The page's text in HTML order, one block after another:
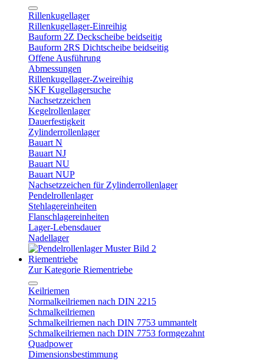
Rillenkugellager
Rillenkugellager-Einreihig
Bauform 2Z Deckscheibe beidseitig
Bauform 2RS Dichtscheibe beidseitig
Offene Ausführung
Abmessungen
Rillenkugellager-Zweireihig
SKF Kugellagersuche
Nachsetzzeichen
Kegelrollenlager
Dauerfestigkeit
Zylinderrollenlager
Bauart N
Bauart NJ
Bauart NU
Bauart NUP
Nachsetzzeichen für Zylinderrollenlager
Pendelrollenlager
Stehlagereinheiten
Flanschlagereinheiten
Lager-Lebensdauer
Nadellager
Riementriebe
Zur Kategorie Riementriebe
Keilriemen
Normalkeilriemen nach DIN 2215
Schmalkeilriemen
Schmalkeilriemen nach DIN 7753 ummantelt
Schmalkeilriemen nach DIN 7753 formgezahnt
Quadpower
Dimensionsbestimmung